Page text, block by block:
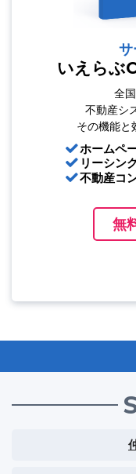
サ
いえらぶ
全
不動産シ
その機能と
ホームペ
リーシン
不動産コ
無